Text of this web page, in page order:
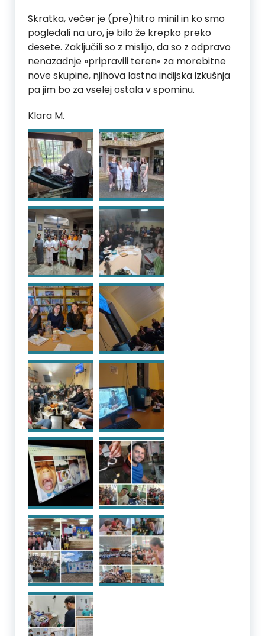
Skratka, večer je (pre)hitro minil in ko smo
pogledali na uro, je bilo že krepko preko
desete. Zaključili so z mislijo, da so z odpravo
nenazadnje »pripravili teren« za morebitne
nove skupine, njihova lastna indijska izkušnja
pa jim bo za vselej ostala v spominu.
Klara M.